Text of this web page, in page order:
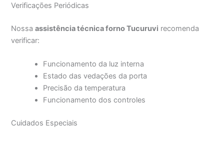
Verificações Periódicas
Nossaassistência técnica forno Tucuruvi recomenda
verificar:
Funcionamento da luz interna
Estado das vedações da porta
Precisão da temperatura
Funcionamento dos controles
Cuidados Especiais